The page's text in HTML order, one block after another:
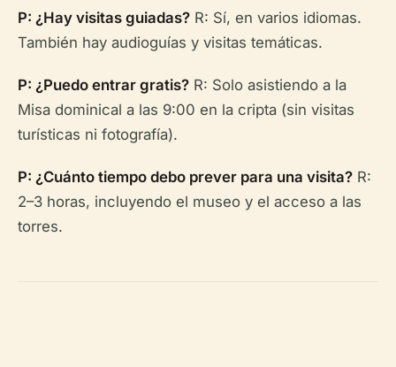
P: ¿Hay visitas guiadas? R: Sí, en varios idiomas.
También hay audioguías y visitas temáticas.
P: ¿Puedo entrar gratis? R: Solo asistiendo a la
Misa dominical a las 9:00 en la cripta (sin visitas
turísticas ni fotografía).
P: ¿Cuánto tiempo debo prever para una visita? R:
2–3 horas, incluyendo el museo y el acceso a las
torres.